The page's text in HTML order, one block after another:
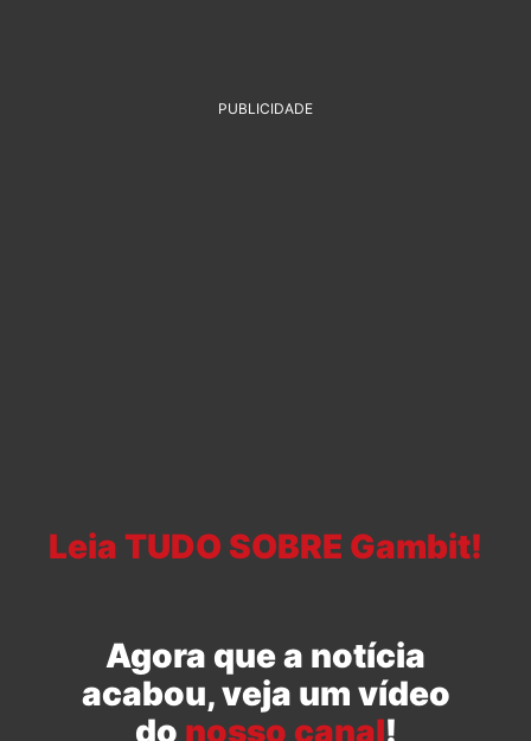
PUBLICIDADE
Leia TUDO SOBRE Gambit!
Agora que a notícia
acabou, veja um vídeo
do nosso canal!